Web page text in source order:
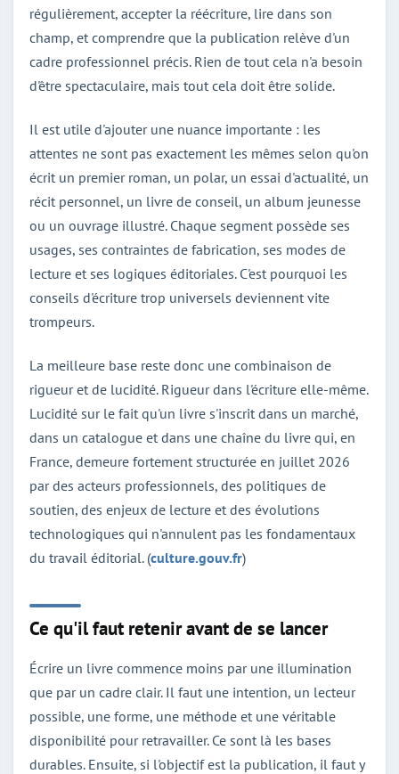
régulièrement, accepter la réécriture, lire dans son
champ, et comprendre que la publication relève d'un
cadre professionnel précis. Rien de tout cela n'a besoin
d'être spectaculaire, mais tout cela doit être solide.
Il est utile d'ajouter une nuance importante : les
attentes ne sont pas exactement les mêmes selon qu'on
écrit un premier roman, un polar, un essai d'actualité, un
récit personnel, un livre de conseil, un album jeunesse
ou un ouvrage illustré. Chaque segment possède ses
usages, ses contraintes de fabrication, ses modes de
lecture et ses logiques éditoriales. C'est pourquoi les
conseils d'écriture trop universels deviennent vite
trompeurs.
La meilleure base reste donc une combinaison de
rigueur et de lucidité. Rigueur dans l'écriture elle-même.
Lucidité sur le fait qu'un livre s'inscrit dans un marché,
dans un catalogue et dans une chaîne du livre qui, en
France, demeure fortement structurée en juillet 2026
par des acteurs professionnels, des politiques de
soutien, des enjeux de lecture et des évolutions
technologiques qui n'annulent pas les fondamentaux
du travail éditorial. (culture.gouv.fr)
Ce qu'il faut retenir avant de se lancer
Écrire un livre commence moins par une illumination
que par un cadre clair. Il faut une intention, un lecteur
possible, une forme, une méthode et une véritable
disponibilité pour retravailler. Ce sont là les bases
durables. Ensuite, si l'objectif est la publication, il faut y